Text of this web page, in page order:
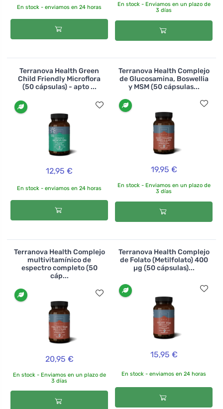
En stock - enviamos en 24 horas
En stock - Enviamos en un plazo de
3 días
Terranova Health Green
Child Friendly Microflora
(50 cápsulas) - apto ...
12,95 €
En stock - enviamos en 24 horas
Terranova Health Complejo
de Glucosamina, Boswellia
y MSM (50 cápsulas...
19,95 €
En stock - Enviamos en un plazo de
3 días
Terranova Health Complejo
multivitamínico de
espectro completo (50
cáp...
20,95 €
En stock - Enviamos en un plazo de
3 días
Terranova Health Complejo
de Folato (Metilfolato) 400
µg (50 cápsulas)...
15,95 €
En stock - enviamos en 24 horas